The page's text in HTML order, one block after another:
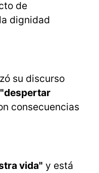
de
dignidad
su discurso
consecuencias
vida" y está